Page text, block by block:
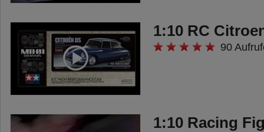
Fahrerhaus findet sich die
bewährte und robuste TAMIYA-
Trucktechnik. Ein neuer Mighty-
Tuned 35T Elektromotor gibt über
seine Kraft an die beiden
1:10 RC
90
1:10 Racing